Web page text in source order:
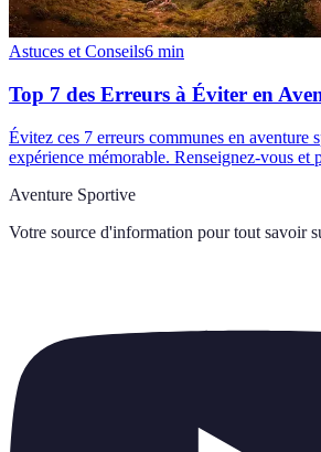
Astuces et Conseils6 min
Top 7 des Erreurs à Éviter en
Évitez ces 7 erreurs communes en aventure
expérience mémorable. Renseignez-vous et
Aventure Sportive
Votre source d'information pour tout savoir